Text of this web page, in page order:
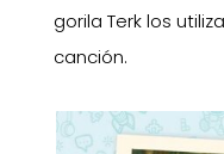
gorila Terk los
canción.